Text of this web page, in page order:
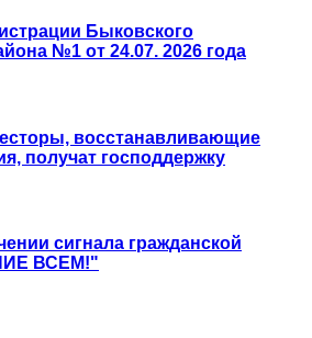
Быковского
№1 от 24.07. 2026 года
восстанавливающие
получат господдержку
сигнала гражданской
ВСЕМ!"